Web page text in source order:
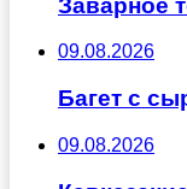
09.08.2026
Багет с
09.08.2026